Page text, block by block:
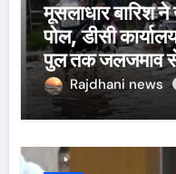
मूसलाधार बारिश
पोल, डीसी
पुल तक जलजमाव
Rajdhani news